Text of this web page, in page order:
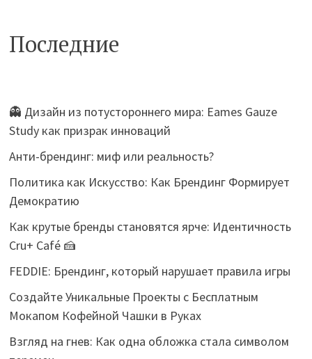
Последние
👻 Дизайн из потустороннего мира: Eames Gauze
Study как призрак инноваций
Анти-брендинг: миф или реальность?
Политика как Искусство: Как Брендинг Формирует
Демократию
Как крутые бренды становятся ярче: Идентичность
Cru+ Café 🍰
FEDDIE: Брендинг, который нарушает правила игры
Создайте Уникальные Проекты с Бесплатным
Мокапом Кофейной Чашки в Руках
Взгляд на гнев: Как одна обложка стала символом